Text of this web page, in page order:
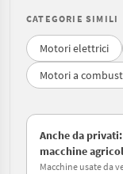
CATEGORIE SIMILI
Motori elettrici
Motori a
Anche da
macchine
Macchine usate da